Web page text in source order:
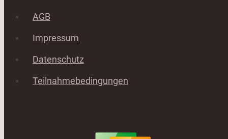
AGB
Impressum
Datenschutz
Teilnahmebedingungen